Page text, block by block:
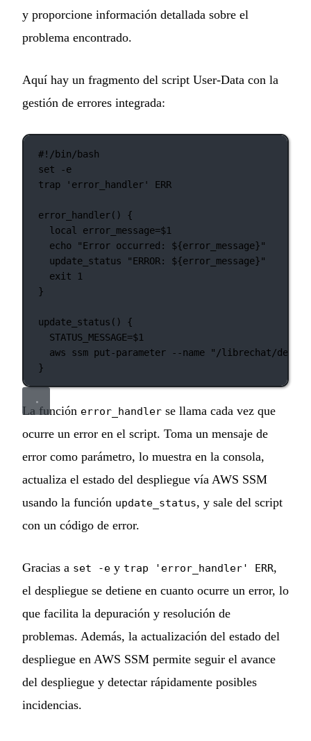
y proporcione información detallada sobre el
problema encontrado.
Aquí hay un fragmento del script User-Data con la
gestión de errores integrada:
#!/bin/bash
set
-e
trap
'error_handler' ERR
error_handler() {
local
error_message=$1
echo
"Error occurred: ${error_message}"
update_status
"ERROR: ${error_message}"
exit
1
}
update_status () {
STATUS_MESSAGE=$1
aws
ssm put-parameter --name
"/librechat/
}
La función error_handler se llama cada vez que
ocurre un error en el script. Toma un mensaje de
error como parámetro, lo muestra en la consola,
actualiza el estado del despliegue vía AWS SSM
usando la función update_status, y sale del script
con un código de error.
Gracias a set -e y trap 'error_handler' ERR,
el despliegue se detiene en cuanto ocurre un error, lo
que facilita la depuración y resolución de
problemas. Además, la actualización del estado del
despliegue en AWS SSM permite seguir el avance
del despliegue y detectar rápidamente posibles
incidencias.